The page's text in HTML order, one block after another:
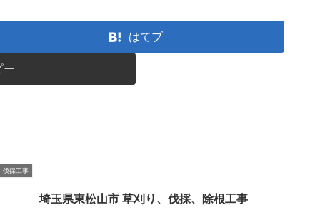
はてブ
ー
伐採工事
埼玉県東松山市 草刈り、伐採、除根工事